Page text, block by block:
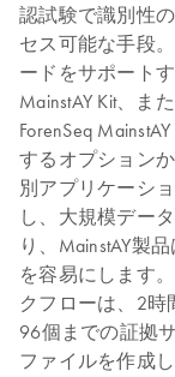
認試験で識別性
セス可能な手段
ードをサポート
MainstAY Kit、ま
ForenSeq
するオプション
別アプリケーシ
し、大規模デー
り、MainstAY製
を容易にします
クフローは、2時
96個までの証拠
ファイルを作成し